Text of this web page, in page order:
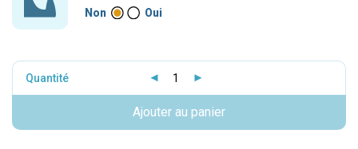
Non Oui
Quantité
Ajouter au panier